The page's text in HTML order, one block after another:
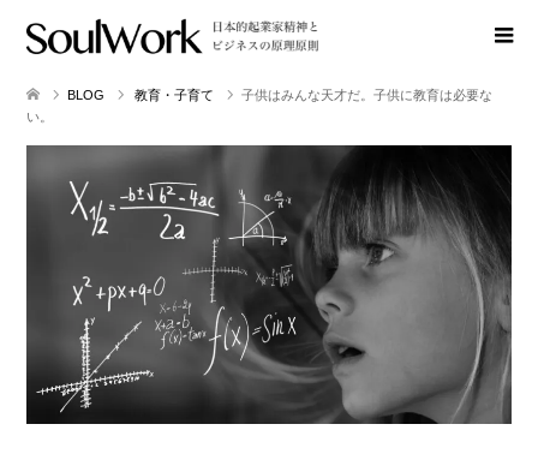
BLOG 教育・子育て
子供はみんな天才だ。子供に教育は必要な
い。